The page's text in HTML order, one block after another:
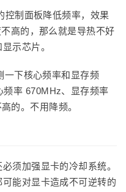
控制面板降低频率，效果
高的，那么就是导热不好
示芯片。
一下核心频率和显存频
率 670MHz、显存频率
的。不用降频。
须加强显卡的冷却系统。
能对显卡造成不可逆转的